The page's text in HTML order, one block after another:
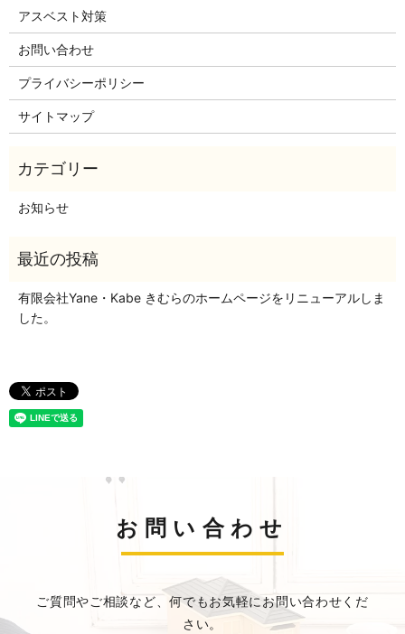
アスベスト対策
お問い合わせ
プライバシーポリシー
サイトマップ
お知らせ
有限会社Yane・Kabe きむらのホームページをリニューアルしま
した。
お問い合わせ
ご質問やご相談など、何でもお気軽にお問い合わせくだ
さい。